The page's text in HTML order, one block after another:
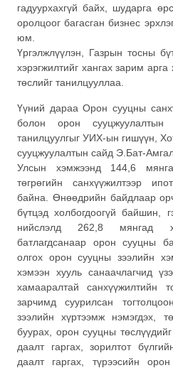
гадуурхахгүй байх, шударга
оролцоог багасган бизнес
юм.
Үргэлжлүүлэн, Газрын тосны
хэрэгжилтийг хангах зарим
төслийг танилцууллаа.
Үүний дараа Орон сууцны
болон орон сууцжуулалтын
танилцуулгыг УИХ-ын гишүүн,
сууцжуулалтын сайд Э.Бат-
Улсын хэмжээнд 144,6
төгрөгийн санхүүжилтээр
байна. Өнөөдрийн байдлаар
бүтцэд холбогдоогүй байшин,
нийслэлд 262,8 мянгад
батлагдсанаар орон сууцны
олгох орон сууцны зээлийн
хэмээн хууль санаачлагчид
хамааралтай санхүүжилтийн
зарчимд суурилсан
зээлийн хүртээмж нэмэгдэх,
буурах, орон сууцны
даалт гаргах, зорилтот
даалт гаргах, түрээсийн